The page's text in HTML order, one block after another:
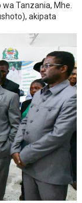
Tanzania, Mhe.
akipata